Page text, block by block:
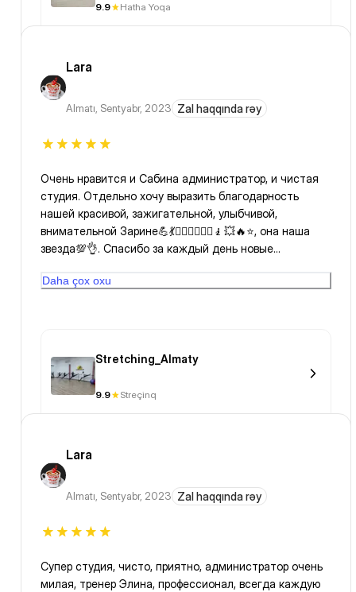
9.9 Hatha Yoqa
Lara
Almatı, Sentyabr, 2023 Zal haqqında rəy
Очень нравится и Сабина администратор, и чистая
студия. Отдельно хочу выразить благодарность
нашей красивой, зажигательной, улыбчивой,
внимательной Зарине💪💃🏃‍♀️🏃‍♂️🧎‍♂️🧎💥🔥⭐️, она наша
звезда💯👌. Спасибо за каждый день новые
Daha çox oxu
Stretching_Almaty
9.9 Streçinq
Lara
Almatı, Sentyabr, 2023 Zal haqqında rəy
Супер студия, чисто, приятно, администратор очень
милая, тренер Элина, профессионал, всегда каждую